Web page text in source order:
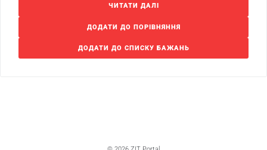
ЧИТАТИ ДАЛІ
ДОДАТИ ДО ПОРІВНЯННЯ
ДОДАТИ ДО СПИСКУ БАЖАНЬ